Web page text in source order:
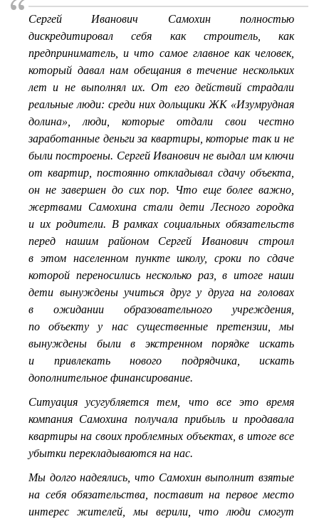
Сергей Иванович Самохин полностью
дискредитировал себя как строитель, как
предприниматель, и что самое главное как человек,
который давал нам обещания в течение нескольких
лет и не выполнял их. От его действий страдали
реальные люди: среди них дольщики ЖК «Изумрудная
долина», люди, которые отдали свои честно
заработанные деньги за квартиры, которые так и не
были построены. Сергей Иванович не выдал им ключи
от квартир, постоянно откладывал сдачу объекта,
он не завершен до сих пор. Что еще более важно,
жертвами Самохина стали дети Лесного городка
и их родители. В рамках социальных обязательств
перед нашим районом Сергей Иванович строил
в этом населенном пункте школу, сроки по сдаче
которой переносились несколько раз, в итоге наши
дети вынуждены учиться друг у друга на головах
в ожидании образовательного учреждения,
по объекту у нас существенные претензии, мы
вынуждены были в экстренном порядке искать
и привлекать нового подрядчика, искать
дополнительное финансирование.
Ситуация усугубляется тем, что все это время
компания Самохина получала прибыль и продавала
квартиры на своих проблемных объектах, в итоге все
убытки перекладываются на нас.
Мы долго надеялись, что Самохин выполнит взятые
на себя обязательства, поставит на первое место
интерес жителей, мы верили, что люди смогут